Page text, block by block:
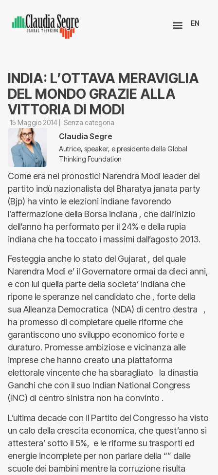
EN
INDIA: L’OTTAVA MERAVIGLIA
DEL MONDO GRAZIE ALLA
VITTORIA DI MODI
15 Maggio 2014 Senza categoria
Claudia Segre
Autrice, speaker, e presidente della Global
Thinking Foundation
Come era nei pronostici Narendra Modi leader del
partito indù nazionalista del Bharatya janata party
(Bjp) ha vinto le elezioni indiane favorendo
l’affermazione della Borsa indiana , che dall’inizio
dell’anno ha performato per il 24% e della rupia
indiana che ha toccato i massimi dall’agosto 2013.
Festeggia anche lo stato del Gujarat , del quale
Narendra Modi e’ il Governatore ormai da dieci anni,
e con lui quella parte della societa’ indiana che
ripone le speranze nel candidato che , forte della
sua Alleanza Democratica (NDA) di centro destra ,
ha promesso di completare quelle riforme che
garantiscono uno sviluppo economico forte e
duraturo. Promesse ambiziose e vicinanza alle
imprese che hanno creato una piattaforma
elettorale vincente che ha sbaragliato la dinastia
Gandhi che con il suo Indian National Congress
(INC) di centro sinistra non ha convinto .
L’ultima decade con il Partito del Congresso ha visto
un calo della crescita economica, che quest’anno si
attestera’ sotto il 5%, e le riforme su trasporti ed
energie incomplete per non parlare della “” dalle
scuole dei bambini mentre la corruzione risulta